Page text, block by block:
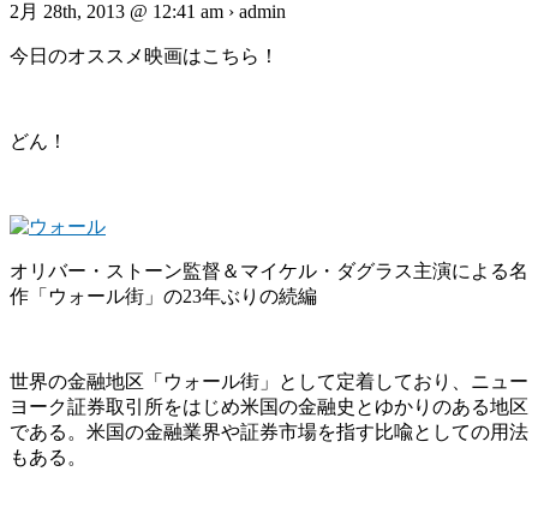
2月 28th, 2013 @ 12:41 am › admin
今日のオススメ映画はこちら！
どん！
オリバー・ストーン監督＆マイケル・ダグラス主演による名
作「ウォール街」の23年ぶりの続編
世界の金融地区「ウォール街」として定着しており、ニュー
ヨーク証券取引所をはじめ米国の金融史とゆかりのある地区
である。米国の金融業界や証券市場を指す比喩としての用法
もある。